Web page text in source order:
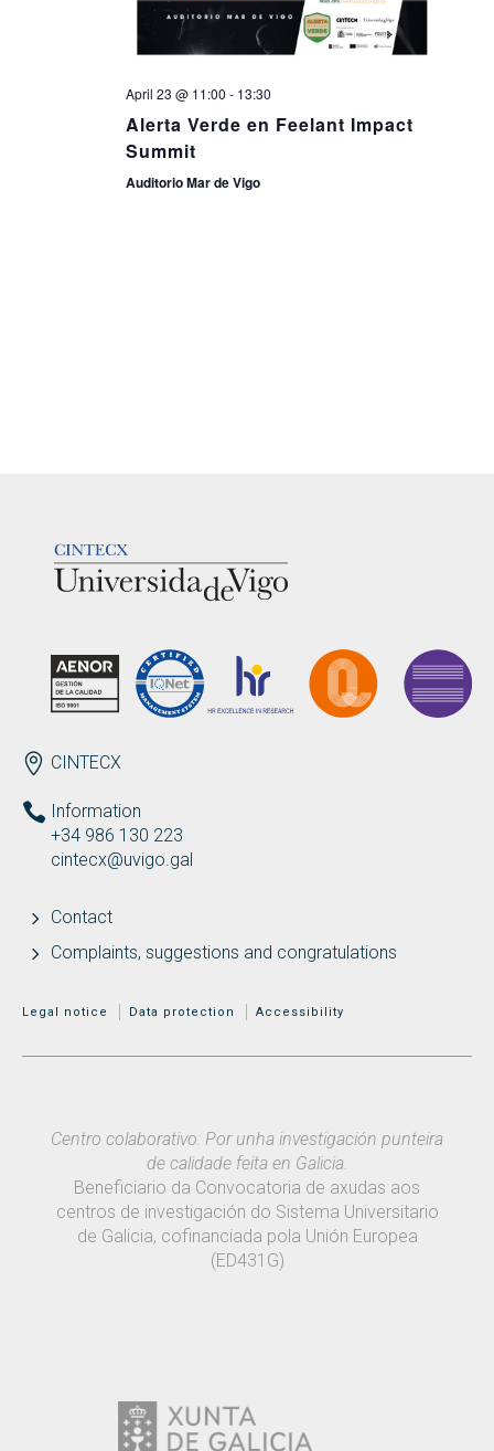
April 23 @ 11:00 - 13:30
Alerta Verde en Feelant Impact
Summit
Auditorio Mar de Vigo
ENDEREZO EN
CINTECX
Information
+34 986 130 223
cintecx@uvigo.gal
Contact
Complaints, suggestions and congratulations
MENÚ ADICIONAL
Legal notice Data protection Accessibility
Centro colaborativo: Por unha investigación punteira
de calidade feita en Galicia.
Beneficiario da Convocatoria de axudas aos
centros de investigación do Sistema Universitario
de Galicia, cofinanciada pola Unión Europea
(ED431G)